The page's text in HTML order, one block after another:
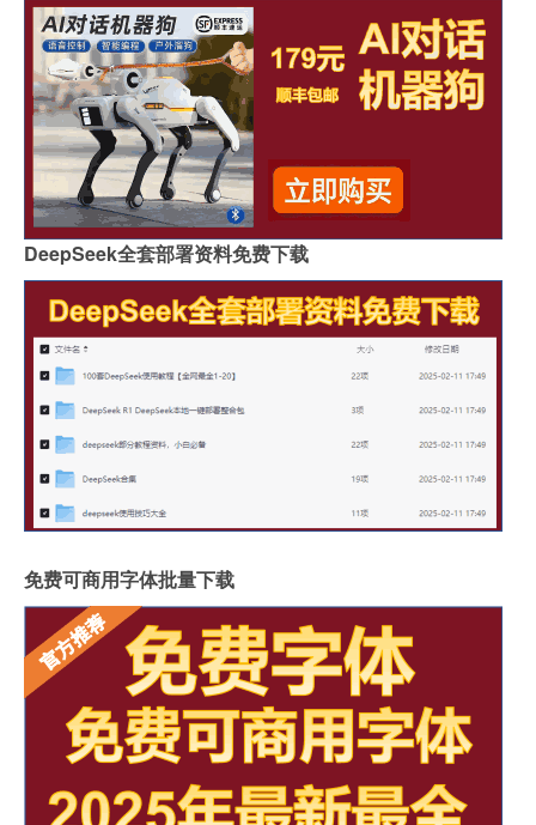
DeepSeek全套部署资料免费下载
免费可商用字体批量下载